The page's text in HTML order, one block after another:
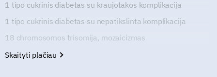
1 tipo cukrinis diabetas su kraujotakos komplikacija
1 tipo cukrinis diabetas su nepatikslinta komplikacija
18 chromosomos trisomija, mozaicizmas
Skaityti plačiau